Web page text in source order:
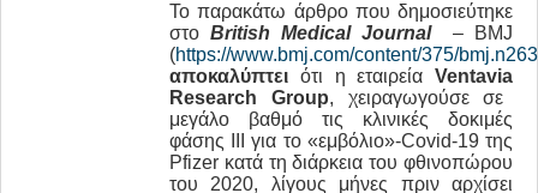
Το παρακάτω άρθρο που δημοσιεύτηκε
στο British MedicalJournal– BMJ
(https://www.bmj.com/content/375/
αποκαλύπτει ότι η εταιρεία Ventavia
Research Group, χειραγωγούσε σε
μεγάλο βαθμό τις κλινικές δοκιμές
φάσης ΙΙΙ για το «εμβόλιο»-Covid-19 της
Pfizer κατά τη διάρκεια του φθινοπώρου
του 2020, λίγους μήνες πριν αρχίσει